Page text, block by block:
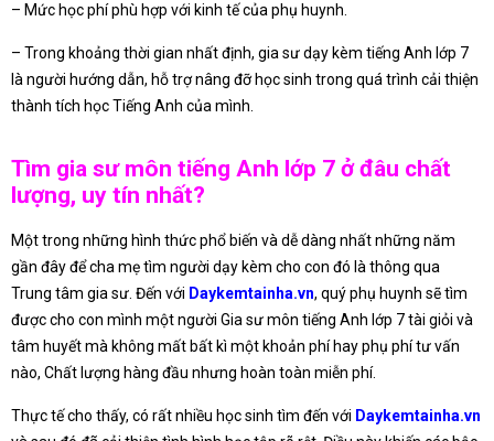
– Mức học phí phù hợp với kinh tế của phụ huynh.
– Trong khoảng thời gian nhất định, gia sư dạy kèm tiếng Anh lớp 7
là người hướng dẫn, hỗ trợ nâng đỡ học sinh trong quá trình cải thiện
thành tích học Tiếng Anh của mình.
Tìm gia sư môn tiếng Anh lớp 7 ở đâu chất
lượng, uy tín nhất?
Một trong những hình thức phổ biến và dễ dàng nhất những năm
gần đây để cha mẹ tìm người dạy kèm cho con đó là thông qua
Trung tâm gia sư. Đến với Daykemtainha.vn, quý phụ huynh sẽ tìm
được cho con mình một người Gia sư môn tiếng Anh lớp 7 tài giỏi và
tâm huyết mà không mất bất kì một khoản phí hay phụ phí tư vấn
nào, Chất lượng hàng đầu nhưng hoàn toàn miễn phí.
Thực tế cho thấy, có rất nhiều học sinh tìm đến với Daykemtainha.vn